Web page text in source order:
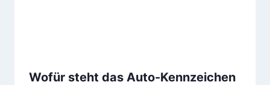
Wofür steht das Auto-Kennzeichen